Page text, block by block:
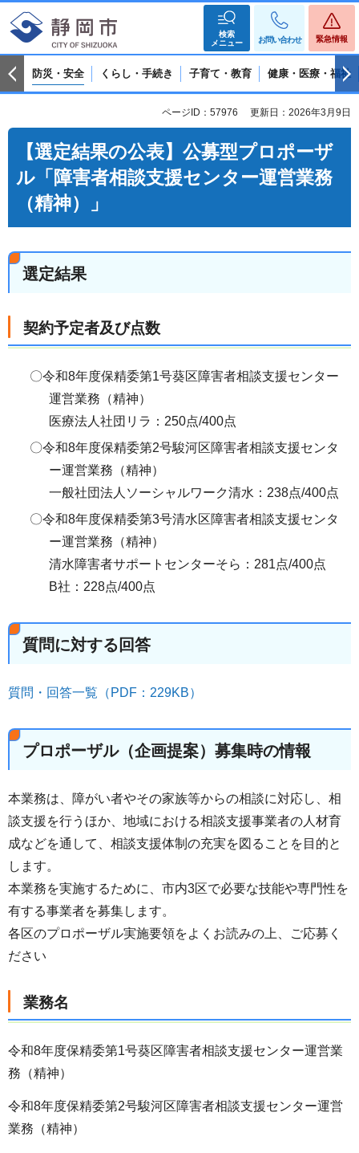
検索
メニュー
お問い合わせ 緊急情報
防災・安全 くらし・手続き 子育て・教育 健康・医療・福祉
ページID：57976 更新日：2026年3月9日
【選定結果の公表】公募型プロポーザ
ル「障害者相談支援センター運営業務
（精神）」
選定結果
契約予定者及び点数
〇令和8年度保精委第1号葵区障害者相談支援センター
運営業務（精神）
医療法人社団リラ：250点/400点
〇令和8年度保精委第2号駿河区障害者相談支援センタ
ー運営業務（精神）
一般社団法人ソーシャルワーク清水：238点/400点
〇令和8年度保精委第3号清水区障害者相談支援センタ
ー運営業務（精神）
清水障害者サポートセンターそら：281点/400点
B社：228点/400点
質問に対する回答
質問・回答一覧（PDF：229KB）
プロポーザル（企画提案）募集時の情報
本業務は、障がい者やその家族等からの相談に対応し、相
談支援を行うほか、地域における相談支援事業者の人材育
成などを通して、相談支援体制の充実を図ることを目的と
します。
本業務を実施するために、市内3区で必要な技能や専門性を
有する事業者を募集します。
各区のプロポーザル実施要領をよくお読みの上、ご応募く
ださい
業務名
令和8年度保精委第1号葵区障害者相談支援センター運営業
務（精神）
令和8年度保精委第2号駿河区障害者相談支援センター運営
業務（精神）